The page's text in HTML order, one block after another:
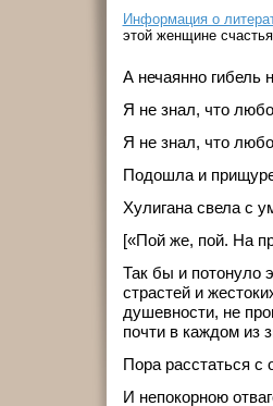
Информация о
этой женщине
А нечаянно гибель
Я не знал, что
Я не знал, что
Подошла и
Хулигана свела с
[«Пой же, пой. На
Так бы и потонуло
страстей и
душевности, не
почти в каждом из
Пора расстаться с
И непокорною